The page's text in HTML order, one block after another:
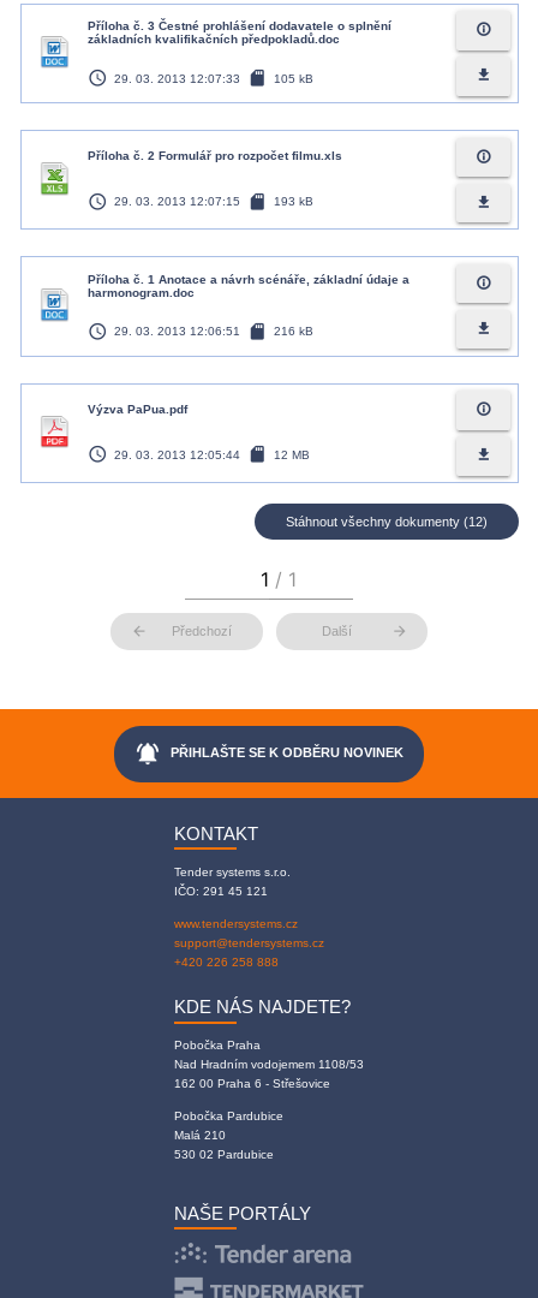
Příloha č. 3 Čestné prohlášení dodavatele o splnění
základních kvalifikačních předpokladů.doc
access_time 29. 03. 2013 12:07:33 sd_card 105 kB
info_outline
file_download
Příloha č. 2 Formulář pro rozpočet filmu.xls
access_time 29. 03. 2013 12:07:15 sd_card 193 kB
info_outline
file_download
Příloha č. 1 Anotace a návrh scénáře, základní údaje a
harmonogram.doc
access_time 29. 03. 2013 12:06:51 sd_card 216 kB
info_outline
file_download
Výzva PaPua.pdf
access_time 29. 03. 2013 12:05:44 sd_card 12 MB
info_outline
file_download
Stáhnout všechny dokumenty (12)
arrow_back Předchozí Další arrow_forward
notifications_active PŘIHLAŠTE SE K ODBĚRU NOVINEK
KONTAKT
Tender systems s.r.o.
IČO: 291 45 121
www.tendersystems.cz
support@tendersystems.cz
+420 226 258 888
KDE NÁS NAJDETE?
Pobočka Praha
Nad Hradním vodojemem 1108/53
162 00 Praha 6 - Střešovice
Pobočka Pardubice
Malá 210
530 02 Pardubice
NAŠE PORTÁLY